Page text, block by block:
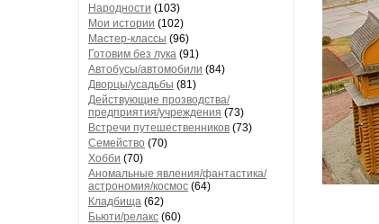
Народности (103)
Мои истории (102)
Мастер-классы (96)
Готовим без лука (91)
Автобусы/автомобили (84)
Дворцы/усадьбы (81)
Действующие прозводства/
предприятия/учреждения (73)
Встречи путешественников (73)
Семейство (70)
Хобби (70)
Аномальные явления/фантастика/
астрономия/космос (64)
Кладбища (62)
Бьюти/релакс (60)